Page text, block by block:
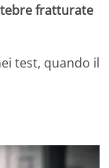
fratturate
test, quando il